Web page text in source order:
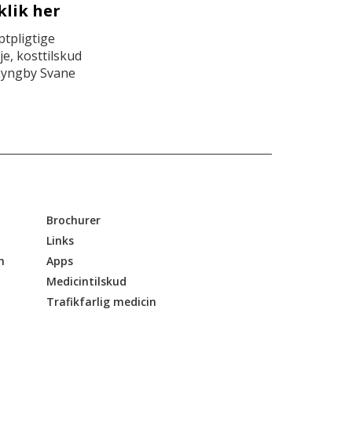
her
kosttilskud
Svane
Brochurer
Links
Apps
Medicintilskud
Trafikfarlig medicin